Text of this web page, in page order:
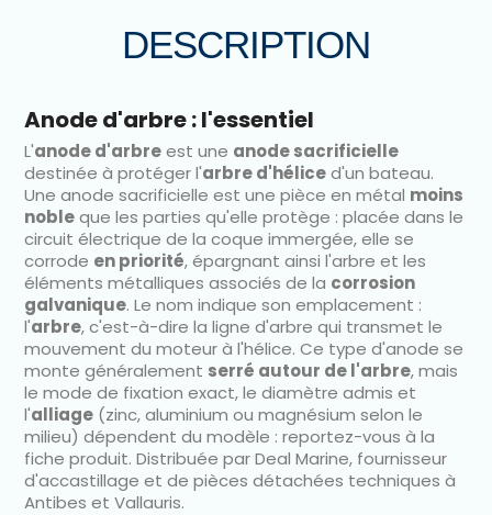
DESCRIPTION
Anode d'arbre : l'essentiel
L'anode d'arbreest une anode sacrificielle
destinée à protéger l'arbre d'héliced'un bateau.
Une anode sacrificielle est une pièce en métal moins
nobleque les parties qu'elle protège : placée dans le
circuit électrique de la coque immergée, elle se
corrode en priorité, épargnant ainsi l'arbre et les
éléments métalliques associés de la corrosion
galvanique. Le nom indique son emplacement :
l'arbre, c'est-à-dire la ligne d'arbre qui transmet le
mouvement du moteur à l'hélice. Ce type d'anode se
monte généralement serré autour de l'arbre, mais
le mode de fixation exact, le diamètre admis et
l'alliage (zinc, aluminium ou magnésium selon le
milieu) dépendent du modèle : reportez-vous à la
fiche produit. Distribuée par Deal Marine, fournisseur
d'accastillage et de pièces détachées techniques à
Antibes et Vallauris.